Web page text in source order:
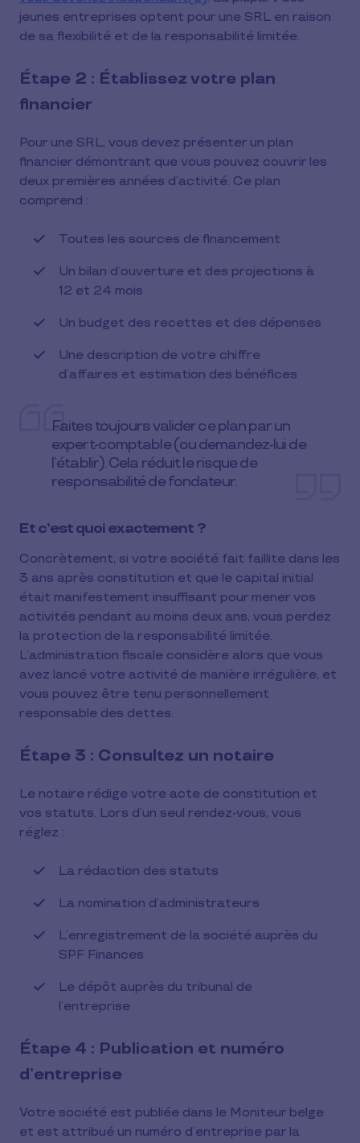
jeunes entreprises optent pour une SRL en raison
de sa flexibilité et de la responsabilité limitée.
Étape 2 : Établissez votre plan
financier
Pour une SRL, vous devez présenter un plan
financier démontrant que vous pouvez couvrir les
deux premières années d’activité. Ce plan
comprend :
Toutes les sources de financement
Un bilan d’ouverture et des projections à
12 et 24 mois
Un budget des recettes et des dépenses
Une description de votre chiffre
d’affaires et estimation des bénéfices
Faites toujours valider ce plan par un
expert-comptable (ou demandez-lui de
l’établir). Cela réduit le risque de
responsabilité de fondateur.
Et c’est quoi exactement ?
Concrètement, si votre société fait faillite dans les
3 ans après constitution et que le capital initial
était manifestement insuffisant pour mener vos
activités pendant au moins deux ans, vous perdez
la protection de la responsabilité limitée.
L’administration fiscale considère alors que vous
avez lancé votre activité de manière irrégulière, et
vous pouvez être tenu personnellement
responsable des dettes.
Étape 3 : Consultez un notaire
Le notaire rédige votre acte de constitution et
vos statuts. Lors d’un seul rendez-vous, vous
réglez :
La rédaction des statuts
La nomination d’administrateurs
L’enregistrement de la société auprès du
SPF Finances
Le dépôt auprès du tribunal de
l’entreprise
Étape 4 : Publication et numéro
d’entreprise
Votre société est publiée dans le Moniteur belge
et est attribué un numéro d’entreprise par la